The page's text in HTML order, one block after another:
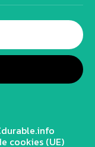
cookies (UE)